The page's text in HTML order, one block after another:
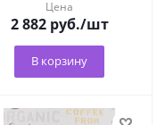
Цена
2 882руб./шт
В корзину